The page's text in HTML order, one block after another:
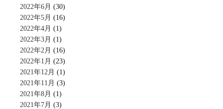
2022年6月 (30)
2022年5月 (16)
2022年4月 (1)
2022年3月 (1)
2022年2月 (16)
2022年1月 (23)
2021年12月 (1)
2021年11月 (3)
2021年8月 (1)
2021年7月 (3)